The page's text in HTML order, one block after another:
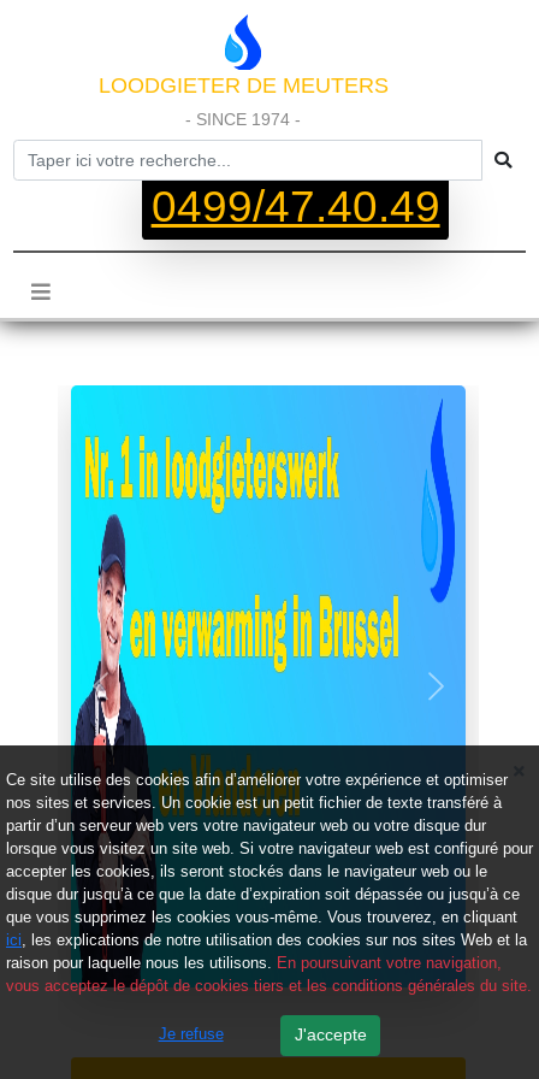
LOODGIETER DE MEUTERS
- SINCE 1974 -
0499/47.40.49
Précédent Suivant
Ce site utilise des cookies afin d’améliorer votre expérience et optimiser
nos sites et services. Un cookie est un petit fichier de texte transféré à
partir d’un serveur web vers votre navigateur web ou votre disque dur
lorsque vous visitez un site web. Si votre navigateur web est configuré pour
accepter les cookies, ils seront stockés dans le navigateur web ou le
disque dur jusqu’à ce que la date d’expiration soit dépassée ou jusqu’à ce
que vous supprimez les cookies vous-même. Vous trouverez, en cliquant
ici, les explications de notre utilisation des cookies sur nos sites Web et la
raison pour laquelle nous les utilisons. En poursuivant votre navigation,
vous acceptez le dépôt de cookies tiers et les conditions générales du site.
Je refuse J'accepte